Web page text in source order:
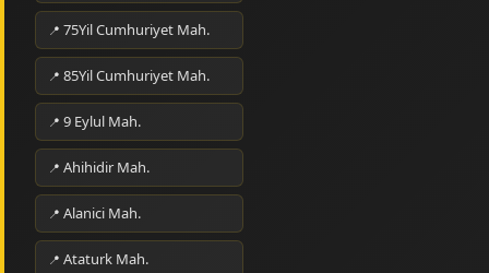
75Yil Cumhuriyet Mah.
85Yil Cumhuriyet Mah.
9 Eylul Mah.
Ahihidir Mah.
Alanici Mah.
Ataturk Mah.